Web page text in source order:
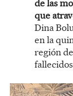
de las
que
Dina
en la
región